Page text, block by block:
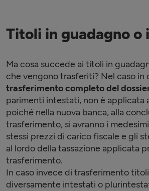
Titoli in guadagno o
Ma cosa succede ai titoli in
che vengono trasferiti? Nel caso in
trasferimento completo del
parimenti intestati, non è applicata
poiché nella nuova banca, alla
trasferimento, si avranno i
stessi prezzi di carico fiscale e gli
al lordo della tassazione applicata
trasferimento.
In caso invece di trasferimento
diversamente intestati o